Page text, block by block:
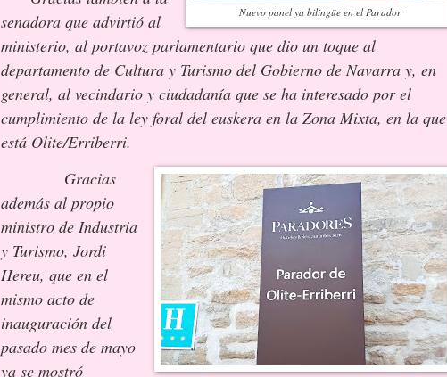
Nuevo panel ya bilingüe en el Parador
senadora que advirtió al
ministerio, al portavoz parlamentario que dio un toque al
departamento de Cultura y Turismo del Gobierno de Navarra y, en
general, al vecindario y ciudadanía que se ha interesado por el
cumplimiento de la ley foral del euskera en la Zona Mixta, en la que
está Olite/Erriberri.
Gracias
además al propio
ministro de Industria
y Turismo, Jordi
Hereu, que en el
mismo acto de
inauguración del
pasado mes de mayo
ya se mostró